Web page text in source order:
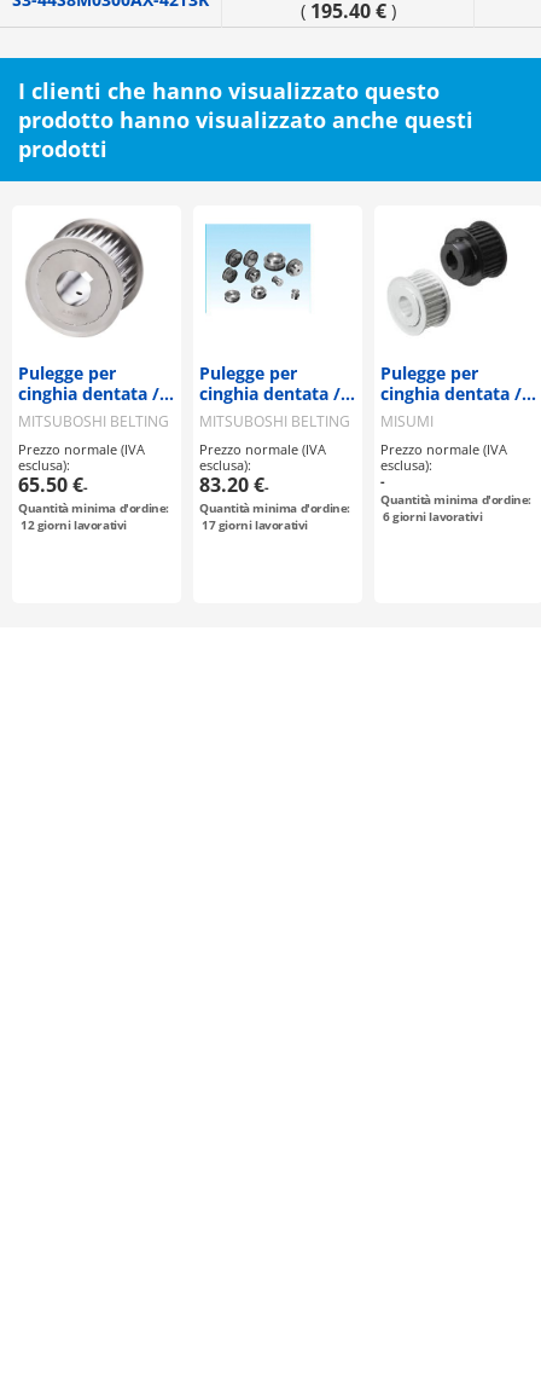
( 195.40 €)
I clienti che hanno visualizzato questo
prodotto hanno visualizzato anche questi
prodotti
Pulegge per
cinghia dentata /
S8M / puleggia
flangiata
selezionabile /
configurabile /
acciaio / brunito,
nichelatura
chimica / S8M0250
MITSUBOSHI BELTING
Prezzo normale (IVA
esclusa):
65.50 €-
Quantità minima d'ordine:
12giorni lavorativi
Pulegge per
cinghia dentata /
S8M / puleggia
flangiata
selezionabile /
configurabile /
acciaio
MITSUBOSHI BELTING
Prezzo normale (IVA
esclusa):
83.20 €-
Quantità minima d'ordine:
17giorni lavorativi
Pulegge per
cinghia dentata /
T5 / puleggia
flangiata
deselezionabile /
configurabile /
alluminio, acciaio
MISUMI
Prezzo normale (IVA
esclusa):
-
Quantità minima d'ordine:
6giorni lavorativi